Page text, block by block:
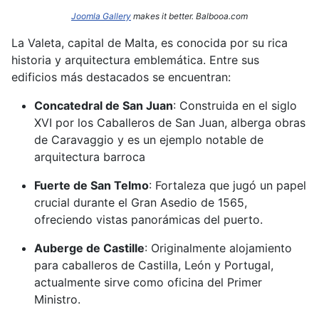
Joomla Gallery makes it better. Balbooa.com
La Valeta, capital de Malta, es conocida por su rica
historia y arquitectura emblemática. Entre sus
edificios más destacados se encuentran:​
Concatedral de San Juan: Construida en el siglo
XVI por los Caballeros de San Juan, alberga obras
de Caravaggio y es un ejemplo notable de
arquitectura barroca
Fuerte de San Telmo: Fortaleza que jugó un papel
crucial durante el Gran Asedio de 1565,
ofreciendo vistas panorámicas del puerto.
Auberge de Castille: Originalmente alojamiento
para caballeros de Castilla, León y Portugal,
actualmente sirve como oficina del Primer
Ministro.